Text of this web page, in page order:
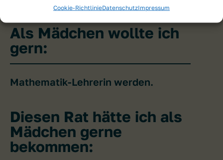
Cookie-RichtlinieDatenschutzImpressum
Als Mädchen wollte ich
gern:
Mathematik-Lehrerin werden.
Diesen Rat hätte ich als
Mädchen gerne
bekommen: